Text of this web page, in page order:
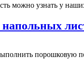
можно узнать у
порошковую